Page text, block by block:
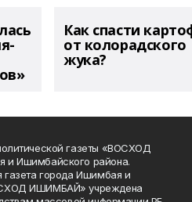
Как спасти
от колорадского
жука?
газеты «ВОСХОД
Ишимбайского района.
газета города Ишимбая и
ИШИМБАЙ» учреждена